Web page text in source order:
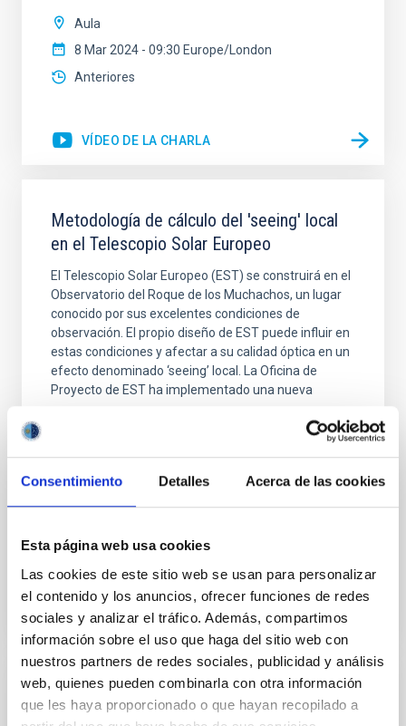
Consentimiento Detalles Acerca de las cookies
Esta página web usa cookies
Las cookies de este sitio web se usan para personalizar
el contenido y los anuncios, ofrecer funciones de redes
sociales y analizar el tráfico. Además, compartimos
información sobre el uso que haga del sitio web con
nuestros partners de redes sociales, publicidad y análisis
web, quienes pueden combinarla con otra información
que les haya proporcionado o que hayan recopilado a
Aula
8 Mar 2024 - 09:30 Europe/London
Anteriores
VÍDEO DE LA CHARLA
Metodología de cálculo del 'seeing' local
en el Telescopio Solar Europeo
El Telescopio Solar Europeo (EST) se construirá en el
Observatorio del Roque de los Muchachos, un lugar
conocido por sus excelentes condiciones de
observación. El propio diseño de EST puede influir en
estas condiciones y afectar a su calidad óptica en un
efecto denominado ‘seeing’ local. La Oficina de
Proyecto de EST ha implementado una nueva
IAC
Anteriores
VÍDEO DE LA CHARLA
Probing the early Universe with